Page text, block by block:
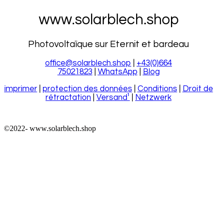
www.solarblech.shop
Photovoltaïque sur Eternit et bardeau
office@solarblech.shop
+43(0)664
75021823
WhatsApp
Blog
imprimer| protection des données Conditions
Droit de
rétractation
Versand¹ Netzwerk
©2022- www.solarblech.shop